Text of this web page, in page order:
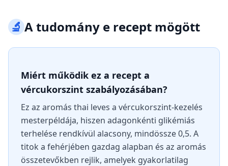
🔬A tudomány e recept mögött
Miért működik ez a recept a
vércukorszint szabályozásában?
Ez az aromás thai leves a vércukorszint-kezelés
mesterpéldája, hiszen adagonkénti glikémiás
terhelése rendkívül alacsony, mindössze 0,5. A
titok a fehérjében gazdag alapban és az aromás
összetevőkben rejlik, amelyek gyakorlatilag